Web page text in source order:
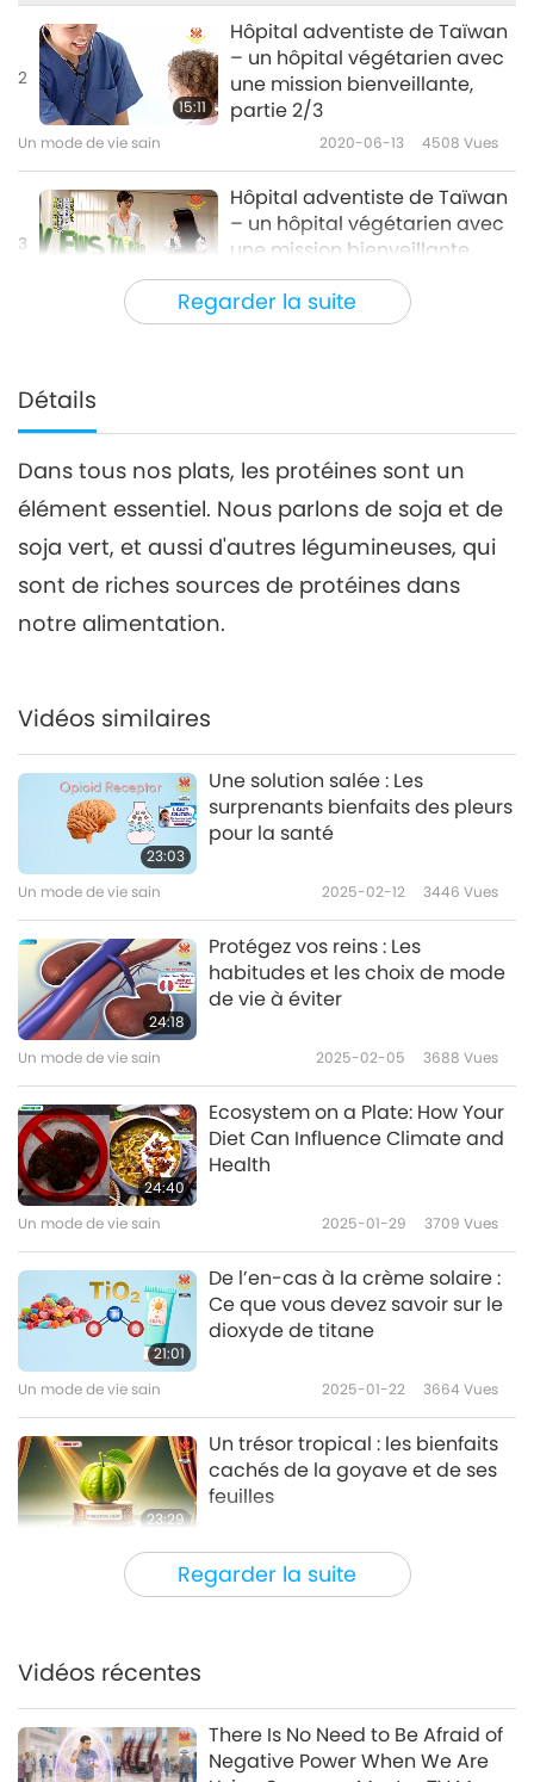
Regarder la suite
2
15:11
Hôpital adventiste de Taïwan
– un hôpital végétarien avec
une mission bienveillante,
partie 2/3
Un mode de vie sain 2020-06-13 4508 Vues
3
Hôpital adventiste de Taïwan
– un hôpital végétarien avec
une mission bienveillante,
partie 3/3
Un mode de vie sain 2020-06-20
Détails
Dans tous nos plats, les protéines sont un
élément essentiel. Nous parlons de soja et de
soja vert, et aussi d'autres légumineuses, qui
sont de riches sources de protéines dans
notre alimentation.
Regarder la suite
Vidéos similaires
23:03
Une solution salée : Les
surprenants bienfaits des pleurs
pour la santé
Un mode de vie sain 2025-02-12 3446 Vues
24:18
Protégez vos reins : Les
habitudes et les choix de mode
de vie à éviter
Un mode de vie sain 2025-02-05 3688 Vues
24:40
Ecosystem on a Plate: How Your
Diet Can Influence Climate and
Health
Un mode de vie sain 2025-01-29 3709 Vues
21:01
De l’en-cas à la crème solaire :
Ce que vous devez savoir sur le
dioxyde de titane
Un mode de vie sain 2025-01-22 3664 Vues
23:29
Un trésor tropical : les bienfaits
cachés de la goyave et de ses
feuilles
Un mode de vie sain 2025-01-15
23:38
Enracinés dans la santé –
Vidéos récentes
There Is No Need to Be Afraid of
Negative Power When We Are